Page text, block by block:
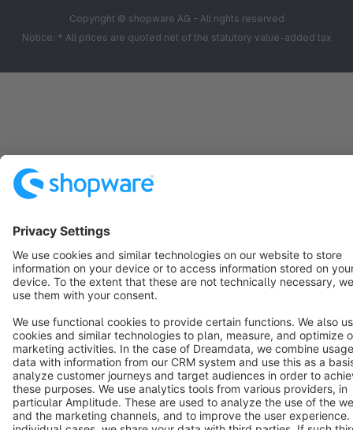
Copyright © shopware AG - All rights reserved
Notice: * All prices are quoted net of the statutory value-added tax